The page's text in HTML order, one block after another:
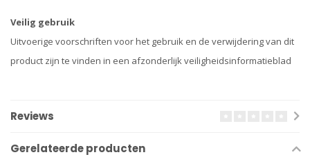
Veilig gebruik
Uitvoerige voorschriften voor het gebruik en de verwijdering van dit
product zijn te vinden in een afzonderlijk veiligheidsinformatieblad
Reviews
Gerelateerde producten